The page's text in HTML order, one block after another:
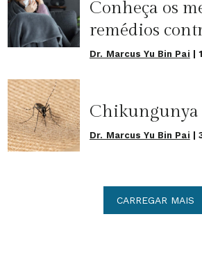
Conheça os
remédios
Dr. Marcus Yu Bin Pai |
Chikungunya
Dr. Marcus Yu Bin Pai |
CARREGAR MAIS